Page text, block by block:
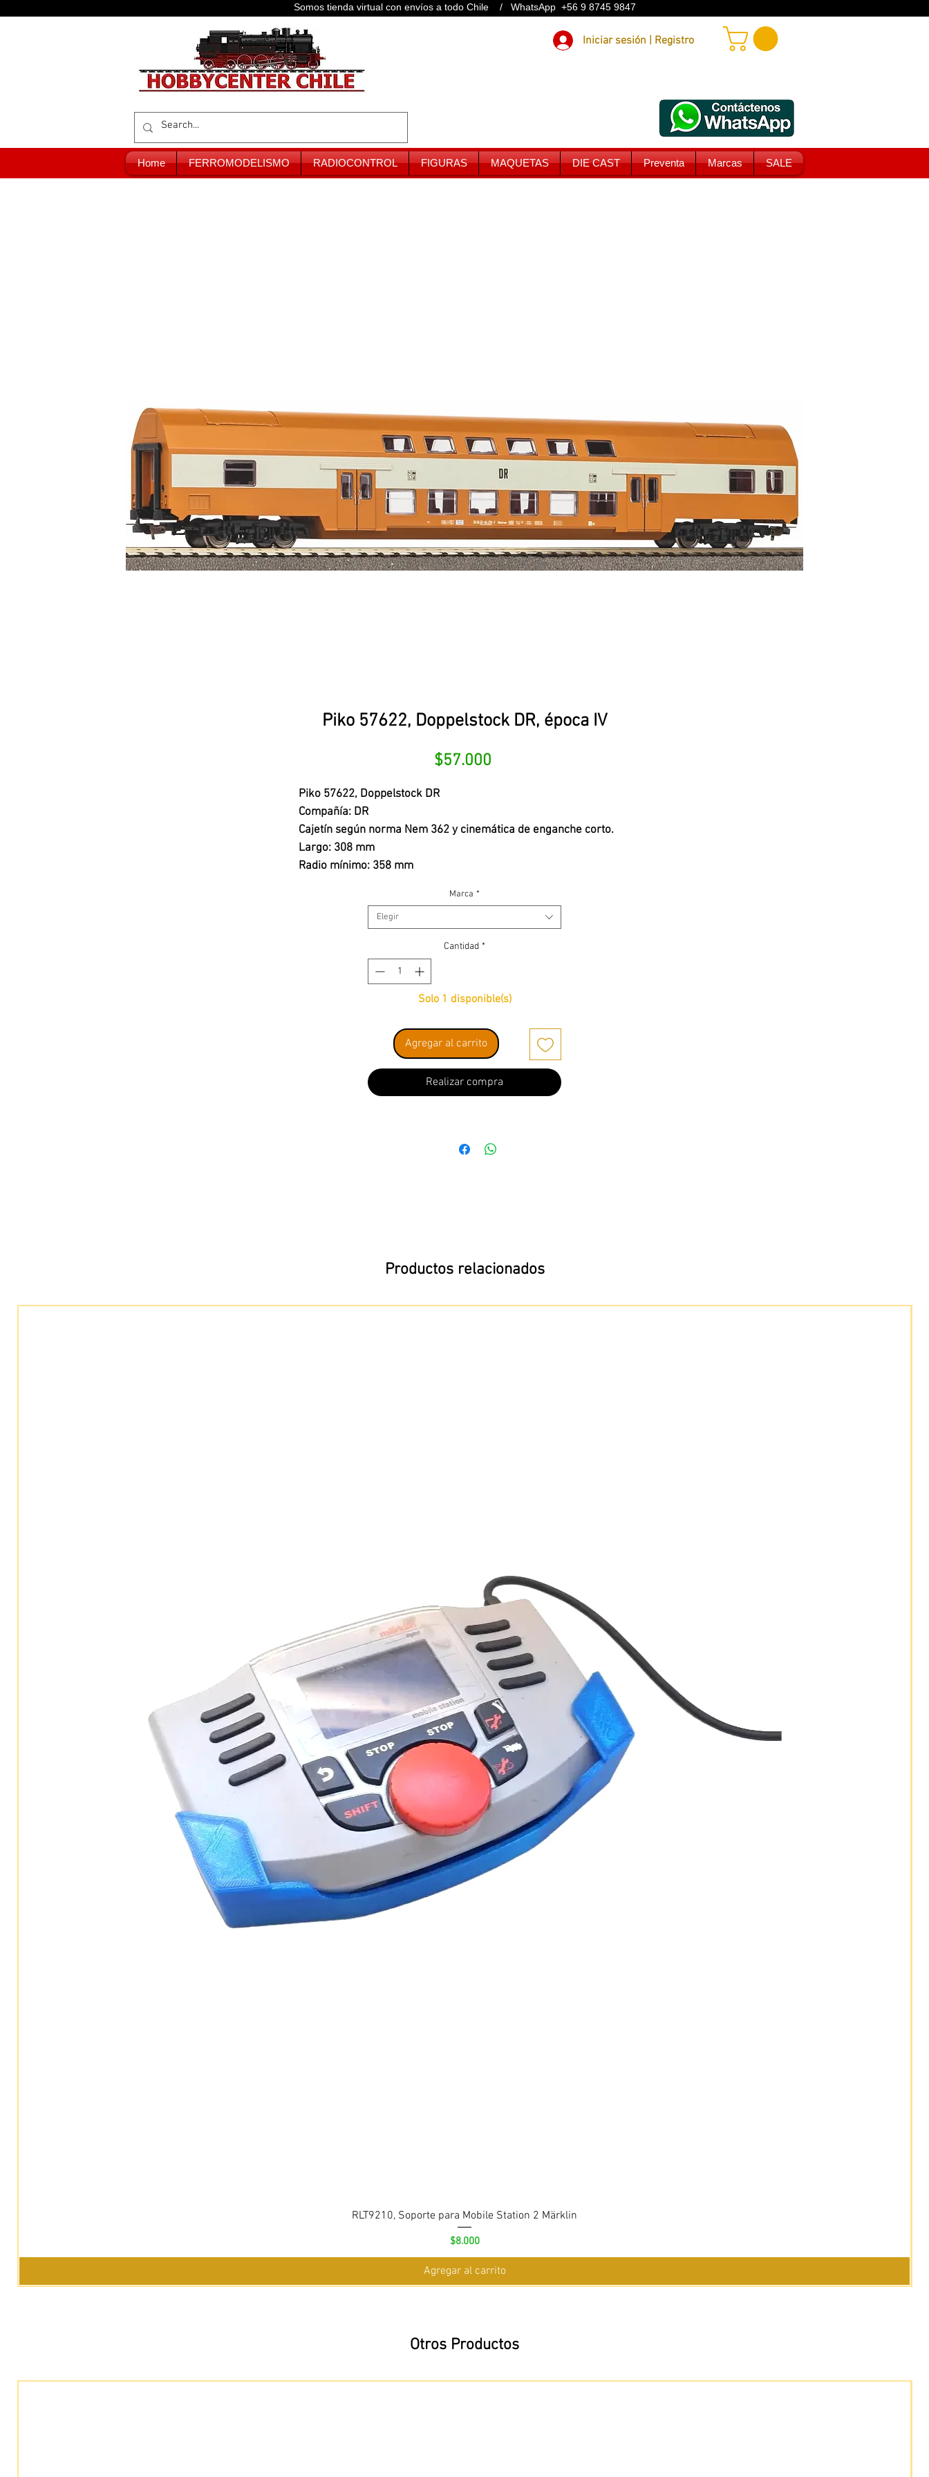
Somos tienda virtual con envíos a todo Chile / WhatsApp +56 9 8745 9847
Iniciar sesión | Registro
Home FERROMODELISMO RADIOCONTROL FIGURAS MAQUETAS DIE CAST Preventa Marcas SALE
Piko 57622, Doppelstock DR, época IV
$57.000
Piko 57622, Doppelstock DR
Compañía: DR
Cajetín según norma Nem 362 y cinemática de enganche corto.
Largo: 308 mm
Radio mínimo: 358 mm
Marca *
Elegir
Cantidad *
Solo 1 disponible(s)
Agregar al carrito
Realizar compra
Productos relacionados
RLT9210, Soporte para Mobile Station 2 Märklin
Precio
$8.000
Agregar al carrito
Otros Productos